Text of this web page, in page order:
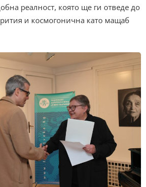
реалност, която ще ги отведе до
и космогонична като мащаб